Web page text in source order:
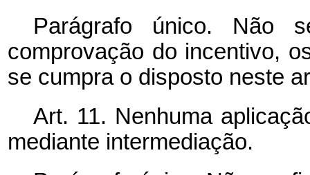
Parágrafo único. Não
comprovação do incentivo,
se cumpra o disposto neste
Art. 11. Nenhuma
mediante intermediação.